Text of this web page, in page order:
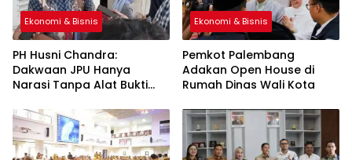
Ekonomi & Bisnis
PH Husni Chandra:
Dakwaan JPU Hanya
Narasi Tanpa Alat Bukti
Ekonomi & Bisnis
Pemkot Palembang
Adakan Open House di
Rumah Dinas Wali Kota